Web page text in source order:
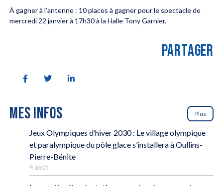
À gagner à l’antenne : 10 places à gagner pour le spectacle de
mercredi 22 janvier à 17h30 à la Halle Tony Garnier.
PARTAGER
MES INFOS Plus
Jeux Olympiques d’hiver 2030 : Le village olympique
et paralympique du pôle glace s’installera à Oullins-
Pierre-Bénite
4 août